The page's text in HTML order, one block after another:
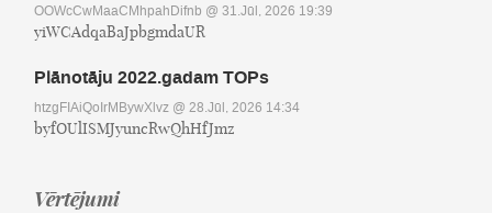
OOWcCwMaaCMhpahDifnb @ 31.Jūl, 2026 19:39
yiWCAdqaBaJpbgmdaUR
Plānotāju 2022.gadam TOPs
htzgFIAiQoIrMBywXlvz @ 28.Jūl, 2026 14:34
byfOUlISMJyuncRwQhHfJmz
Vērtējumi